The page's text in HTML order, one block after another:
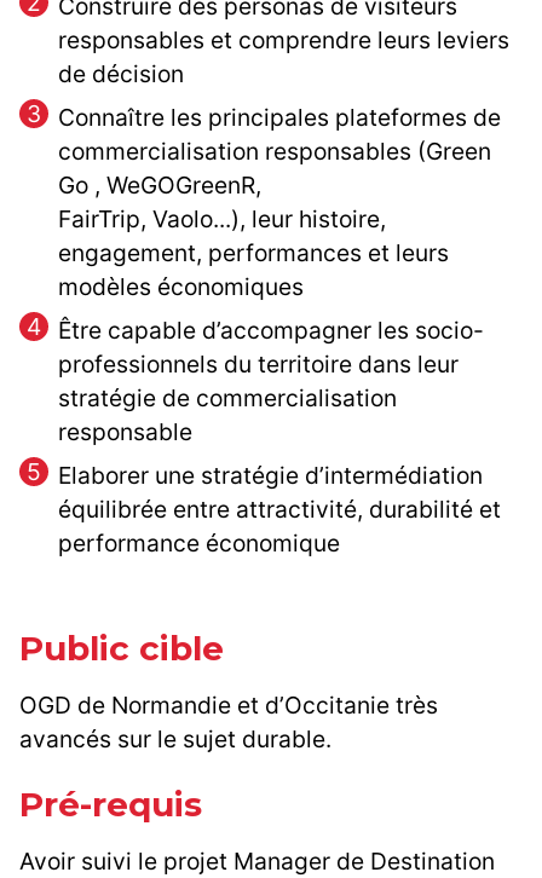
Construire des personas de visiteurs
responsables et comprendre leurs leviers
de décision
Connaître les principales plateformes de
commercialisation responsables (Green
Go , WeGOGreenR,
FairTrip, Vaolo...), leur histoire,
engagement, performances et leurs
modèles économiques
Être capable d’accompagner les socio-
professionnels du territoire dans leur
stratégie de commercialisation
responsable
Elaborer une stratégie d’intermédiation
équilibrée entre attractivité, durabilité et
performance économique
Public cible
OGD de Normandie et d’Occitanie très
avancés sur le sujet durable.
Pré-requis
Avoir suivi le projet Manager de Destination